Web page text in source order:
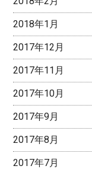
2018年1月
2017年12月
2017年11月
2017年10月
2017年9月
2017年8月
2017年7月